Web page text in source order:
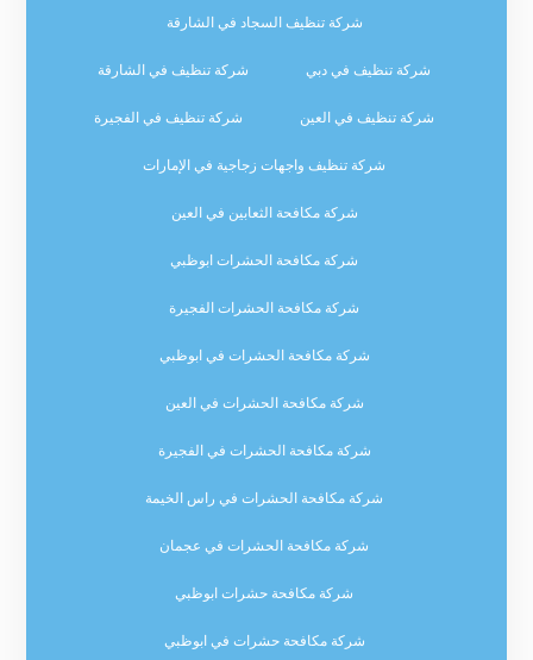
شركة تنظيف السجاد في الشارقة
شركة تنظيف في دبي شركة تنظيف في الشارقة
شركة تنظيف في العين شركة تنظيف في الفجيرة
شركة تنظيف واجهات زجاجية في الإمارات
شركة مكافحة الثعابين في العين
شركة مكافحة الحشرات ابوظبي
شركة مكافحة الحشرات الفجيرة
شركة مكافحة الحشرات في ابوظبي
شركة مكافحة الحشرات في العين
شركة مكافحة الحشرات في الفجيرة
شركة مكافحة الحشرات في راس الخيمة
شركة مكافحة الحشرات في عجمان
شركة مكافحة حشرات ابوظبي
شركة مكافحة حشرات في ابوظبي